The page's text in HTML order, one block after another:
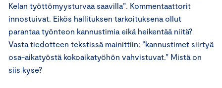
Kelan työttömyysturvaa saavilla”. Kommentaattorit
innostuivat. Eikös hallituksen tarkoituksena ollut
parantaa työnteon kannustimia eikä heikentää niitä?
Vasta tiedotteen tekstissä mainittiin: ”kannustimet siirtyä
osa-aikatyöstä kokoaikatyöhön vahvistuvat.” Mistä on
siis kyse?